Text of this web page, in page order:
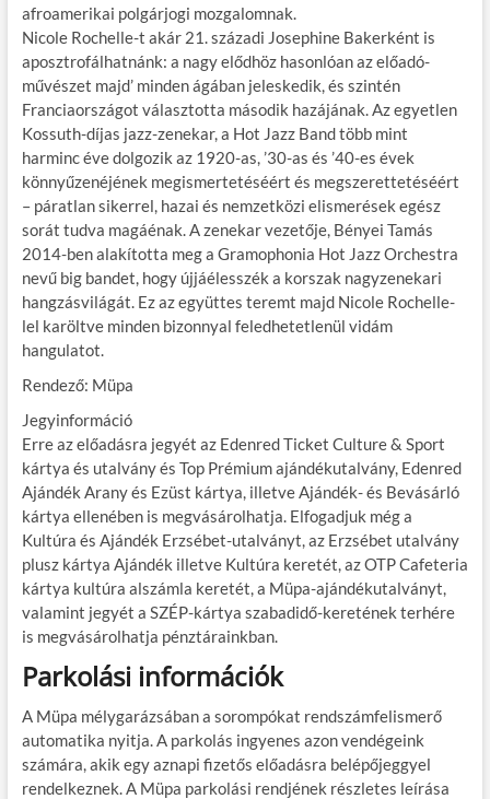
afroamerikai polgárjogi mozgalomnak.
Nicole Rochelle-t akár 21. századi Josephine Bakerként is
aposztrofálhatnánk: a nagy elődhöz hasonlóan az előadó-
művészet majd’ minden ágában jeleskedik, és szintén
Franciaországot választotta második hazájának. Az egyetlen
Kossuth-díjas jazz-zenekar, a Hot Jazz Band több mint
harminc éve dolgozik az 1920-as, ’30-as és ’40-es évek
könnyűzenéjének megismertetéséért és megszerettetéséért
– páratlan sikerrel, hazai és nemzetközi elismerések egész
sorát tudva magáénak. A zenekar vezetője, Bényei Tamás
2014-ben alakította meg a Gramophonia Hot Jazz Orchestra
nevű big bandet, hogy újjáélesszék a korszak nagyzenekari
hangzásvilágát. Ez az együttes teremt majd Nicole Rochelle-
lel karöltve minden bizonnyal feledhetetlenül vidám
hangulatot.
Rendező: Müpa
Jegyinformáció
Erre az előadásra jegyét az Edenred Ticket Culture & Sport
kártya és utalvány és Top Prémium ajándékutalvány, Edenred
Ajándék Arany és Ezüst kártya, illetve Ajándék- és Bevásárló
kártya ellenében is megvásárolhatja. Elfogadjuk még a
Kultúra és Ajándék Erzsébet-utalványt, az Erzsébet utalvány
plusz kártya Ajándék illetve Kultúra keretét, az OTP Cafeteria
kártya kultúra alszámla keretét, a Müpa-ajándékutalványt,
valamint jegyét a SZÉP-kártya szabadidő-keretének terhére
is megvásárolhatja pénztárainkban.
Parkolási információk
A Müpa mélygarázsában a sorompókat rendszámfelismerő
automatika nyitja. A parkolás ingyenes azon vendégeink
számára, akik egy aznapi fizetős előadásra belépőjeggyel
rendelkeznek. A Müpa parkolási rendjének részletes leírása